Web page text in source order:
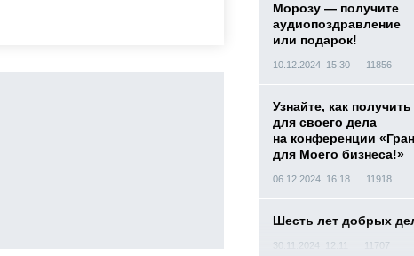
Морозу — получите
аудиопоздравление
или подарок!
10.12.2024 15:30 11856
Узнайте, как получить
для своего дела
на конференции
для Моего бизнеса!»
06.12.2024 16:18 11918
Шесть лет добрых
30.11.2024 12:11 11707